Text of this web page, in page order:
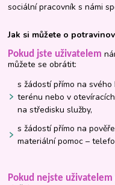
sociální pracovník s námi
Jak si můžete o
Pokud jste uživatelem
můžete se obrátit:
s žádostí přímo na
terénu nebo v
na středisku služby,
s žádostí přímo na
materiální pomoc –
Pokud nejste uživatelem